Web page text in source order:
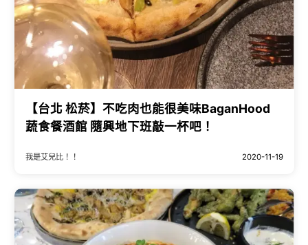
【台北 松菸】不吃肉也能很美味BaganHood
蔬食餐酒館 隨興地下班敲一杯吧！
我是艾兒比！！ 2020-11-19